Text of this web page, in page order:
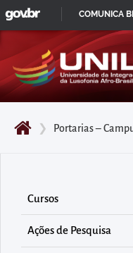
Pular
para
início
do
principal
Acessar
diretamente
o
❯ Portarias –
Cursos
Ações de Pesquisa
GOVBR
COMUNICA